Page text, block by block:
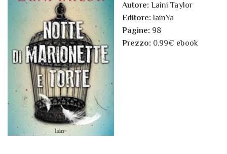
Autore: Laini Taylor
Editore: lainYa
Pagine: 98
Prezzo: 0.99€ ebook